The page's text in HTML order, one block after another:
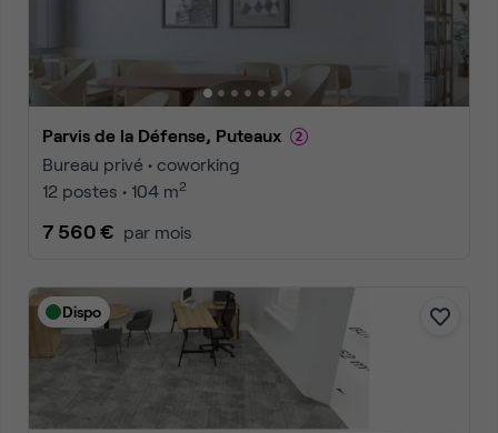
Parvis de la Défense, Puteaux
Bureau privé • coworking
12 postes • 104 m2
7 560 € par mois
Dispo